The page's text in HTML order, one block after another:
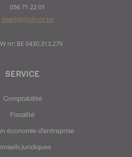
SERVICE
Comptabilité
Fiscalité
économie d’entreprise
juridiques
056 71 22 01
deerlijk@aficor.be
nr: BE 0430.313.279